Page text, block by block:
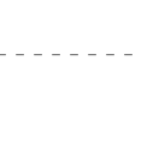
－－－－－－－